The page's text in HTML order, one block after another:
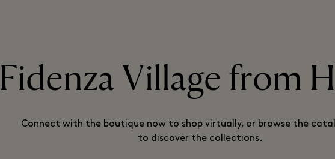
Fidenza Village from
Connect with the boutique now to shop virtually, or browse the
to discover the collections.